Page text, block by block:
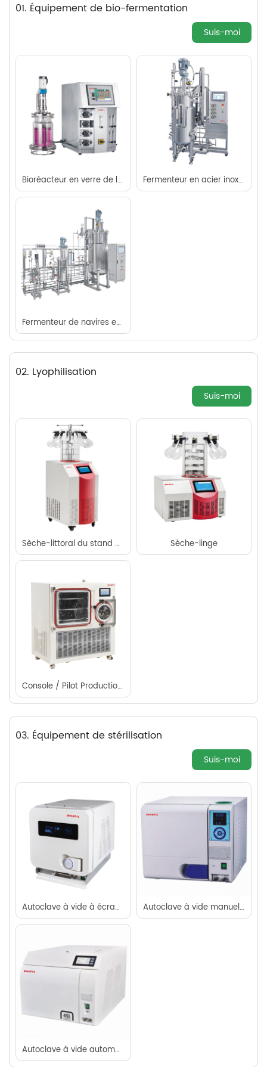
01. Équipement de bio-fermentation
Suis-moi
Bioréacteur en verre de laboratoire WISP ™ Fermenteur en acier inoxydable Alchemist ™
Fermenteur de navires en acier inoxydable à plusieurs étapes
02. Lyophilisation
Suis-moi
Sèche-littoral du stand de plancher de la console Sèche-linge
Console / Pilot Production de sèche-linge / lyophilisante
03. Équipement de stérilisation
Suis-moi
Autoclave à vide à écran tactile (série T) Autoclave à vide manuel (Série X)
Autoclave à vide automatique (série P)